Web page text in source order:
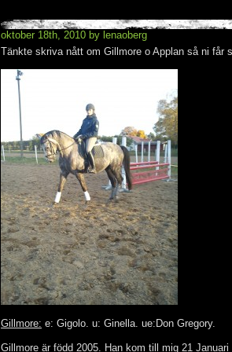
oktober 18th, 2010 by lenaoberg
Tänkte skriva nått om Gillmore o Applan så ni får
Gillmore: e: Gigolo. u: Ginella. ue:Don Gregory.
Gillmore är född 2005. Han kom till mig 21